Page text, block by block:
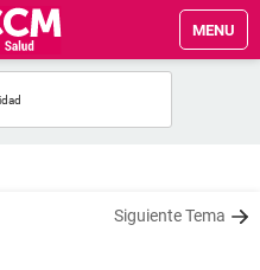
MENU
Siguiente Tema